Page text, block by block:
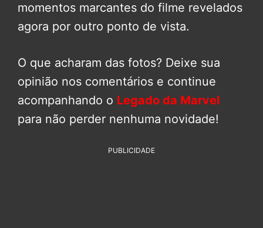
momentos marcantes do filme revelados
agora por outro ponto de vista.
O que acharam das fotos? Deixe sua
opinião nos comentários e continue
acompanhando o Legado da Marvel
para não perder nenhuma novidade!
PUBLICIDADE